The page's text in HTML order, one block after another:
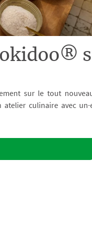
sur le tout
culinaire avec